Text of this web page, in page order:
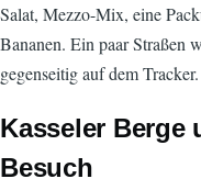
Salat, Mezzo-Mix, eine
Bananen. Ein paar Straßen
gegenseitig auf dem Tracker.
Kasseler Berge
Besuch